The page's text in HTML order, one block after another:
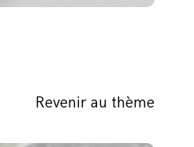
Revenir au thème